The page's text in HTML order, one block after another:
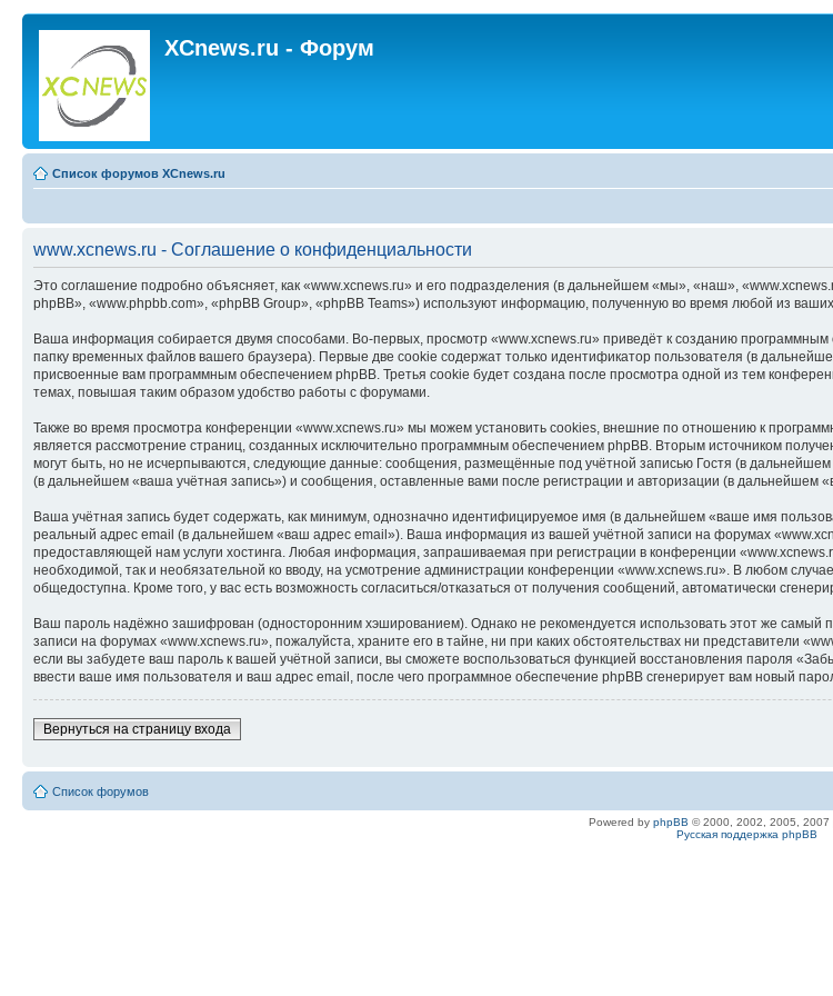
XCnews.ru - Форум
Список форумов XCnews.ru
www.xcnews.ru - Соглашение о конфиденциальности
Это соглашение подробно объясняет, как «www.xcnews.ru» и его подразделения (в дальнейшем «мы», «наш»,
phpBB», «www.phpbb.com», «phpBB Group», «phpBB Teams») используют информацию, полученную во время любой из
Ваша информация собирается двумя способами. Во-первых, просмотр «www.xcnews.ru» приведёт к созданию
папку временных файлов вашего браузера). Первые две cookie содержат только идентификатор пользователя (в
присвоенные вам программным обеспечением phpBB. Третья cookie будет создана после просмотра одной из тем
темах, повышая таким образом удобство работы с форумами.
Также во время просмотра конференции «www.xcnews.ru» мы можем установить cookies, внешние по отношению к
является рассмотрение страниц, созданных исключительно программным обеспечением phpBB. Вторым источником
могут быть, но не исчерпываются, следующие данные: сообщения, размещённые под учётной записью Гостя (в
(в дальнейшем «ваша учётная запись») и сообщения, оставленные вами после регистрации и авторизации (в дальнейшем
Ваша учётная запись будет содержать, как минимум, однозначно идентифицируемое имя (в дальнейшем «ваше имя
реальный адрес email (в дальнейшем «ваш адрес email»). Ваша информация из вашей учётной записи на форумах
предоставляющей нам услуги хостинга. Любая информация, запрашиваемая при регистрации в конференции
необходимой, так и необязательной ко вводу, на усмотрение администрации конференции «www.xcnews.ru». В любом
общедоступна. Кроме того, у вас есть возможность согласиться/отказаться от получения сообщений, автоматически
Ваш пароль надёжно зашифрован (односторонним хэшированием). Однако не рекомендуется использовать этот же самый
записи на форумах «www.xcnews.ru», пожалуйста, храните его в тайне, ни при каких обстоятельствах ни представители
если вы забудете ваш пароль к вашей учётной записи, вы сможете воспользоваться функцией восстановления пароля
ввести ваше имя пользователя и ваш адрес email, после чего программное обеспечение phpBB сгенерирует вам новый
Вернуться на страницу входа
Список форумов
Powered by phpBB © 2000, 2002, 2005, 2007
Русская поддержка phpBB